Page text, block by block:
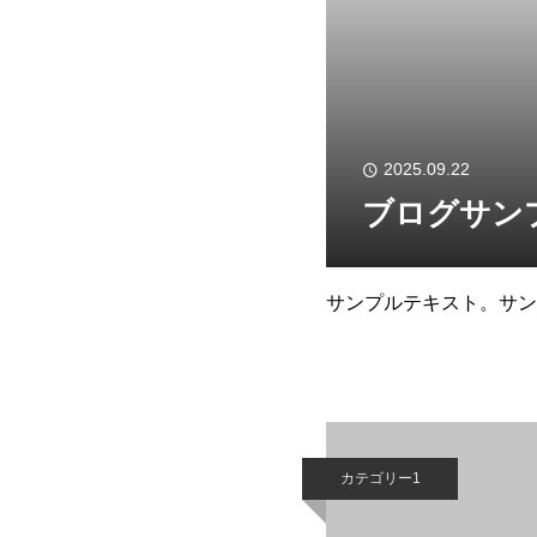
2025.09.22
ブログサン
サンプルテキスト。サ
カテゴリー1